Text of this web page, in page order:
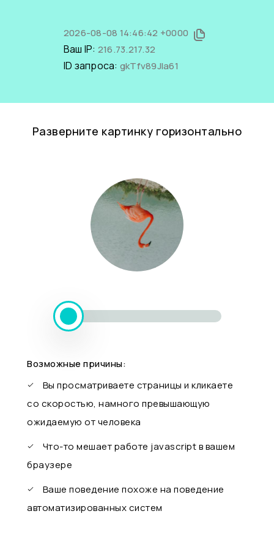
2026-08-08 14:46:42 +0000
Ваш IP: 216.73.217.32
ID запроса: gkTfv89Jla61
Разверните картинку горизонтально
Возможные причины:
Вы просматриваете страницы и кликаете
со скоростью, намного превышающую
ожидаемую от человека
Что-то мешает работе javascript в вашем
браузере
Ваше поведение похоже на поведение
автоматизированных систем